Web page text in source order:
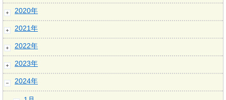
2020年
2021年
2022年
2023年
2024年